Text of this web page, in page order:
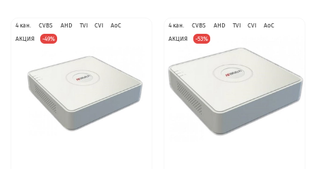
4 кан. CVBS AHD TVI CVI
AoC
АКЦИЯ
-49%
4 кан. CVBS AHD TVI CVI
AoC
АКЦИЯ
-53%